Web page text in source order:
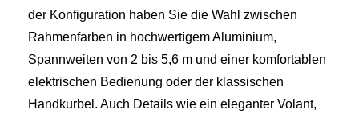
der Konfiguration haben Sie die Wahl zwischen
Rahmenfarben in hochwertigem Aluminium,
Spannweiten von 2 bis 5,6 m und einer komfortablen
elektrischen Bedienung oder der klassischen
Handkurbel. Auch Details wie ein eleganter Volant,